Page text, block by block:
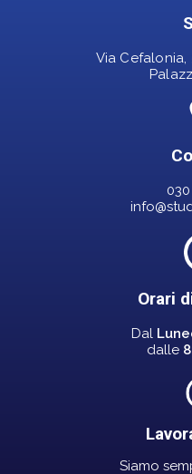
Via Cefalonia,
Orari
Dal
dalle
Siamo